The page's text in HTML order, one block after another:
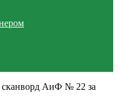
АиФ № 22 за